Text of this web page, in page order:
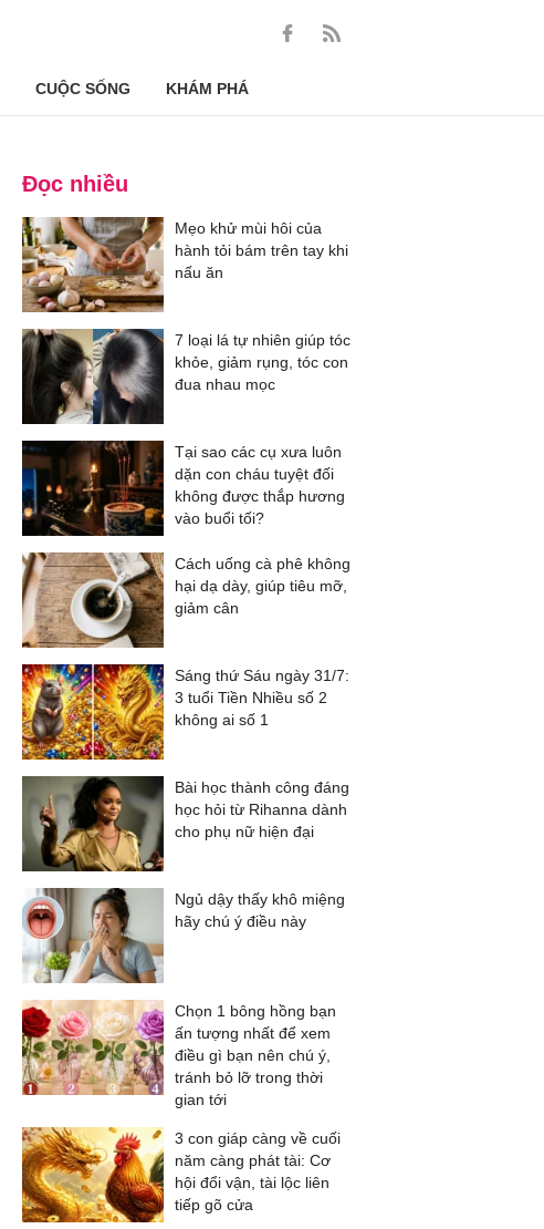
CUỘC SỐNG KHÁM PHÁ
Đọc nhiều
Mẹo khử mùi hôi của
hành tỏi bám trên tay khi
nấu ăn
7 loại lá tự nhiên giúp tóc
khỏe, giảm rụng, tóc con
đua nhau mọc
Tại sao các cụ xưa luôn
dặn con cháu tuyệt đối
không được thắp hương
vào buổi tối?
Cách uống cà phê không
hại dạ dày, giúp tiêu mỡ,
giảm cân
Sáng thứ Sáu ngày 31/7:
3 tuổi Tiền Nhiều số 2
không ai số 1
Bài học thành công đáng
học hỏi từ Rihanna dành
cho phụ nữ hiện đại
Ngủ dậy thấy khô miệng
hãy chú ý điều này
Chọn 1 bông hồng bạn
ấn tượng nhất để xem
điều gì bạn nên chú ý,
tránh bỏ lỡ trong thời
gian tới
3 con giáp càng về cuối
năm càng phát tài: Cơ
hội đổi vận, tài lộc liên
tiếp gõ cửa